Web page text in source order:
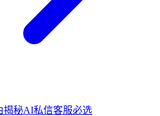
揭秘AI私信客服必选